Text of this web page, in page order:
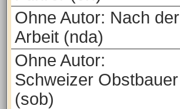
Ohne Autor: Nach der
Arbeit (nda)
Ohne Autor:
Schweizer Obstbauer
(sob)